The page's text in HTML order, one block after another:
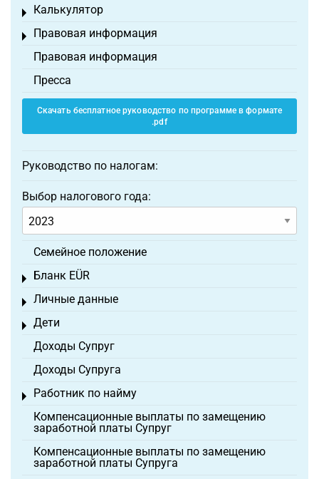
Калькулятор
Toggle menu
Правовая информация
Toggle menu
Правовая информация
Пресса
Скачать бесплатное руководство по программе в формате
.pdf
Руководство по налогам:
Выбор налогового года:
Семейное положение
Бланк EÜR
Toggle menu
Личные данные
Toggle menu
Дети
Toggle menu
Доходы Супруг
Доходы Супруга
Работник по найму
Toggle menu
Компенсационные выплаты по замещению
заработной платы Супруг
Компенсационные выплаты по замещению
заработной платы Супруга